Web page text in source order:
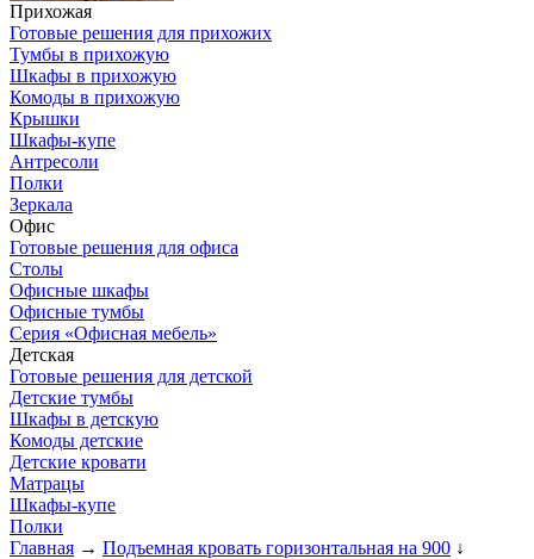
Прихожая
Готовые решения для прихожих
Тумбы в прихожую
Шкафы в прихожую
Комоды в прихожую
Крышки
Шкафы-купе
Антресоли
Полки
Зеркала
Офис
Готовые решения для офиса
Столы
Офисные шкафы
Офисные тумбы
Серия «Офисная мебель»
Детская
Готовые решения для детской
Детские тумбы
Шкафы в детскую
Комоды детские
Детские кровати
Матрацы
Шкафы-купе
Полки
Главная → Подъемная кровать горизонтальная на 900 ↓